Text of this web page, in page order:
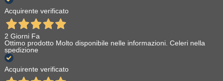
Acquirente verificato
2 Giorni Fa
Ottimo prodotto Molto disponibile nelle informazioni. Celeri nella
spedizione
Acquirente verificato